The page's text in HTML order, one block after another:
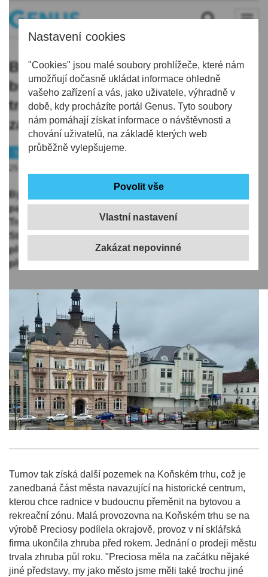
Nastavení cookies
"Cookies" jsou malé soubory prohlížeče, které nám
umožňují dočasně ukládat informace ohledně
vašeho zařízení a vás, jako uživatele, výhradně v
době, kdy procházíte portál Genus. Tyto soubory
nám pomáhají získat informace o návštěvnosti a
chování uživatelů, na základě kterých web
průběžně vylepšujeme.
Vlastní nastavení
Bývalý závod Preciosy v Turnově
bude patřit městu od konce léta,
transakci schválilo vedení firmy i
zastupitelstvo
Peníze
Semilsko
Turnov
25.05.2026 | 13:34
Bývalý závod Preciosy v Turnově bude od konce léta
patřit městu. Zaplatí za něj deset milionů korun.
Transakci schválilo vedení firmy i zastupitelstvo.
Starosta Turnova Tomáš Hocke (Nezávislý blok)
předpokládá, že administrativní kroky spojené s
převodem areálu na město potrvají zhruba čtvrt roku.
Turnov tak získá další pozemek na Koňském trhu, což je
zanedbaná část města navazující na historické centrum,
kterou chce radnice v budoucnu přeměnit na bytovou a
rekreační zónu. Malá provozovna na Koňském trhu se na
výrobě Preciosy podílela okrajově, provoz v ní sklářská
firma ukončila zhruba před rokem. Jednání o prodeji městu
trvala zhruba půl roku. "Preciosa měla na začátku nějaké
jiné představy, my jako město jsme měli také trochu jiné